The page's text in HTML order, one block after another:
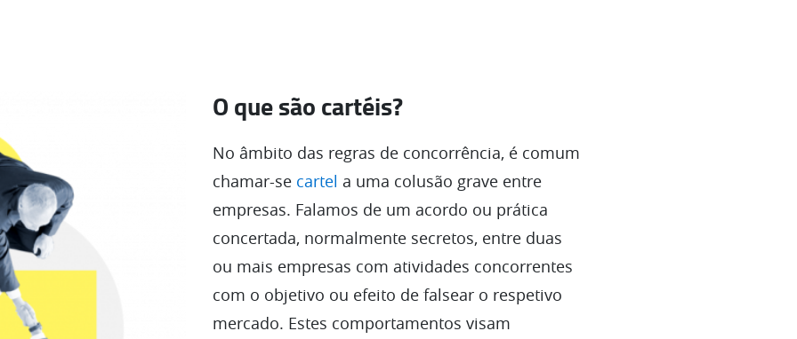
O que são cartéis?
No âmbito das regras de concorrência, é comum
chamar-se cartel a uma colusão grave entre
empresas. Falamos de um acordo ou prática
concertada, normalmente secretos, entre duas
ou mais empresas com atividades concorrentes
com o objetivo ou efeito de falsear o respetivo
mercado. Estes comportamentos visam